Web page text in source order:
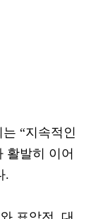
“지속적인
활발히 이어
.